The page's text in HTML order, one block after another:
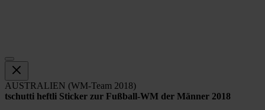
AUSTRALIEN (WM-Team 2018)
tschutti heftli Sticker zur Fußball-WM der Männer 2018